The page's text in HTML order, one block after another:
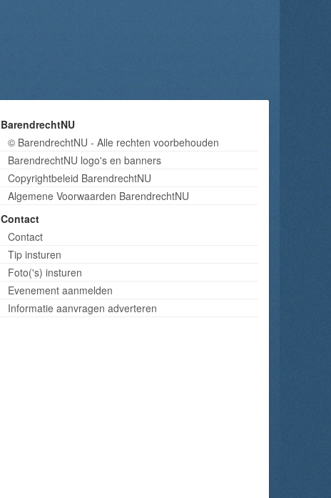
BarendrechtNU
© BarendrechtNU - Alle rechten voorbehouden
BarendrechtNU logo's en banners
Copyrightbeleid BarendrechtNU
Algemene Voorwaarden BarendrechtNU
Contact
Contact
Tip insturen
Foto('s) insturen
Evenement aanmelden
Informatie aanvragen adverteren